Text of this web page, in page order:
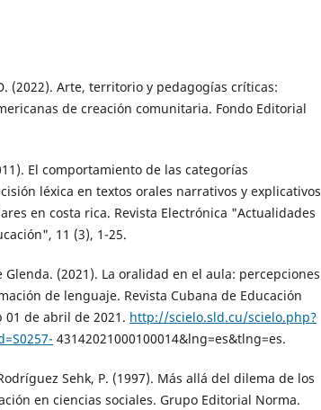
(2022). Arte, territorio y pedagogías críticas:
de creación comunitaria. Fondo Editorial
El comportamiento de las categorías
léxica en textos orales narrativos y explicativos
en costa rica. Revista Electrónica "Actualidades
11 (3), 1-25.
Glenda. (2021). La oralidad en el aula: percepciones
de lenguaje. Revista Cubana de Educación
01 de abril de 2021. http://scielo.sld.cu/scielo.php?
43142021000100014&lng=es&tlng=es.
Sehk, P. (1997). Más allá del dilema de los
en ciencias sociales. Grupo Editorial Norma.